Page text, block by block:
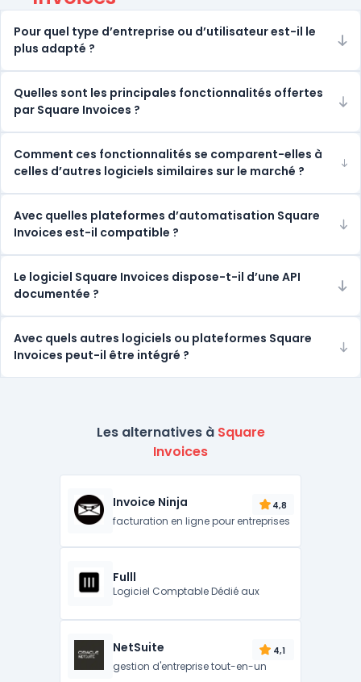
Pour quel type d’entreprise ou d’utilisateur est-il le
plus adapté ?
Quelles sont les principales fonctionnalités offertes
par Square Invoices ?
Comment ces fonctionnalités se comparent-elles à
celles d’autres logiciels similaires sur le marché ?
Avec quelles plateformes d’automatisation Square
Invoices est-il compatible ?
Le logiciel Square Invoices dispose-t-il d’une API
documentée ?
Avec quels autres logiciels ou plateformes Square
Invoices peut-il être intégré ?
Les alternatives à Square
Invoices
Invoice Ninja 4,8
facturation en ligne pour entreprises
Fulll
Logiciel Comptable Dédié aux
NetSuite 4,1
gestion d'entreprise tout-en-un